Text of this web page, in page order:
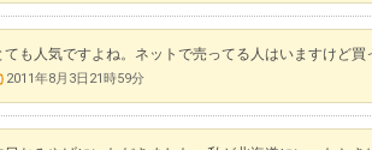
ても人気ですよね。ネットで売ってる人はいますけど
2011年8月3日21時59分